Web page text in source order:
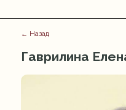
← Назад
Гаврилина